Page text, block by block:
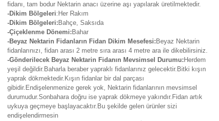
fidanı, tam bodur Nektarin anacı üzerine aşı yapılarak üretilmektedir.
-Dikim Bölgeleri:Her Rakım
-Dikim Bölgeleri: Bahçe, Saksıda
-Çiçeklenme Dönemi: Bahar
-Beyaz Nektarin Fidanların Fidan Dikim Mesefesi: Beyaz Nektarin
fidanlarınızı, fidan arası 2 metre sıra arası 4 metre ara ile dikebilirsiniz.
-Gönderilecek Beyaz Nektarin Fidanın Mevsimsel Durumu: Herdem
yeşil değildir.Baharla beraber yapraklı fidanlarınız gelecektir.Bitki kışın
yaprak dökmektedir.Kışın fidanlar bir dal parçası
gibidir.Endişelenmenize gerek yok, Nektarin fidanlarının mevsimsel
durumudur.Sonbahara doğru ise yaprak dökmeye yakındır.Fidan artık
uykuya geçmeye başlayacaktır.Bu şekilde gelen ürünler sizi
endişelendirmesin